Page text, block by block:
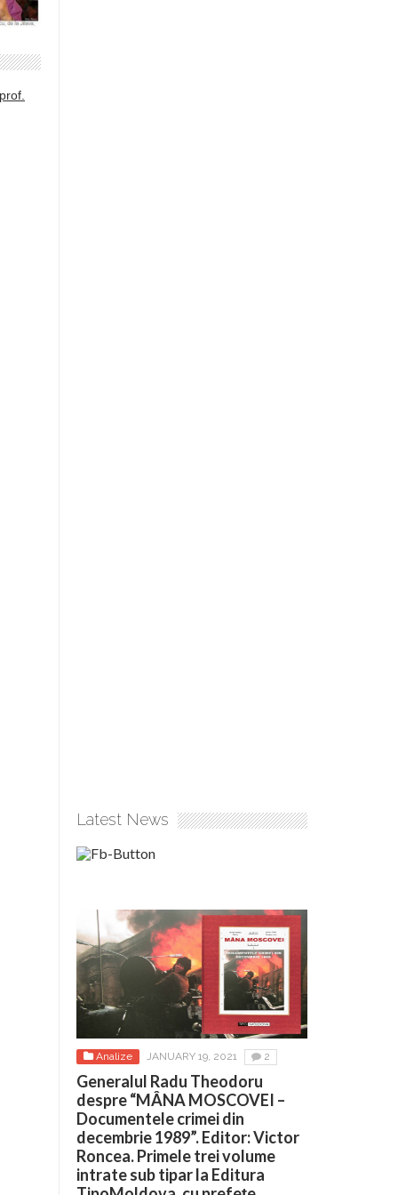
Latest News
Analize JANUARY 19, 2021 2
Generalul Radu Theodoru
despre “MÂNA MOSCOVEI –
Documentele crimei din
decembrie 1989”. Editor: Victor
Roncea. Primele trei volume
intrate sub tipar la Editura